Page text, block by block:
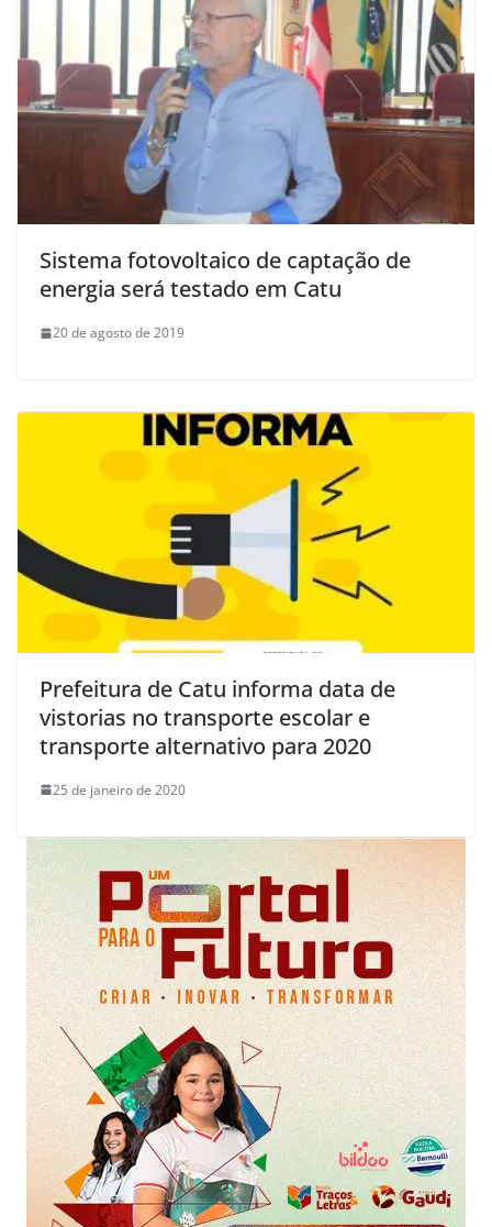
Sistema fotovoltaico de captação de
energia será testado em Catu
20 de agosto de 2019
Prefeitura de Catu informa data de
vistorias no transporte escolar e
transporte alternativo para 2020
25 de janeiro de 2020